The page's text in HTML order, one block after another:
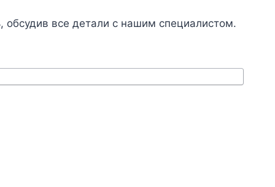
обсудив все детали с нашим специалистом.